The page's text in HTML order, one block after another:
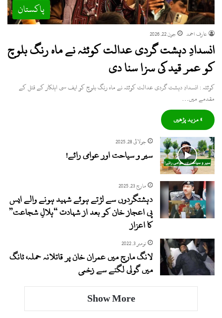
پاکستان
عارف احمد جون 22, 2026
انسدادِ دہشت گردی عدالت کوئٹہ نے ماہ رنگ بلوچ
کو عمر قید کی سزا سنا دی
کوئٹہ : انسدادِ دہشت گردی عدالت کوئٹہ نے ماہ رنگ بلوچ کو ایف سی اہلکار کے قتل کے
مقدمے میں…
» مزید پڑھیں
جولائی 28, 2025
سیر و سیاحت اور عوامی رائے!
مارچ 23, 2025
دہشتگردوں سے لڑتے ہوئے شہید ہونے والے ایس
پی اعجاز خان کو بعد از شہادت “ہلالِ شجاعت”
کا اعزاز
نومبر 3, 2022
لانگ مارچ میں عمران خان پر قاتلانہ حملہ، ٹانگ
میں گولی لگنے سے زخمی
Show More